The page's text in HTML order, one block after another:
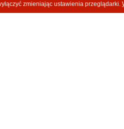
zmieniając ustawienia przeglądarki.